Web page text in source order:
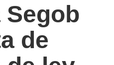
Segob
de